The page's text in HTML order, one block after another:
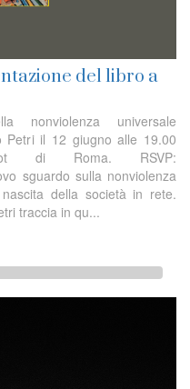
del libro a
nonviolenza universale
Petri il 12 giugno alle 19.00
di Roma. RSVP:
sguardo sulla nonviolenza
della società in rete.
traccia in qu...